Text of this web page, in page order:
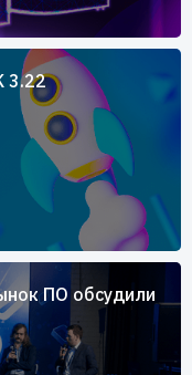
3.22
ПО обсудили